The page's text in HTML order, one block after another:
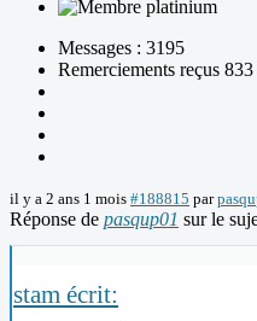
Messages : 3195
Remerciements reçus 833
il y a 2 ans 1 mois #188815 par
Réponse de pasqup01 sur le
stam écrit: